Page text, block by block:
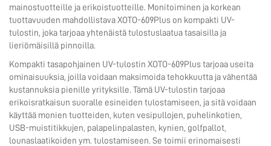
mainostuotteille ja erikoistuotteille. Monitoiminen ja korkean
tuottavuuden mahdollistava XOTO-609Plus on kompakti UV-
tulostin, joka tarjoaa yhtenäistä tulostuslaatua tasaisilla ja
lieriömäisillä pinnoilla.
Kompakti tasapohjainen UV-tulostin XOTO-609Plus tarjoaa useita
ominaisuuksia, joilla voidaan maksimoida tehokkuutta ja vähentää
kustannuksia pienille yrityksille. Tämä UV-tulostin tarjoaa
erikoisratkaisun suoralle esineiden tulostamiseen, ja sitä voidaan
käyttää monien tuotteiden, kuten vesipullojen, puhelinkotien,
USB-muistitikkujen, palapelinpalasten, kynien, golfpallot,
lounaslaatikoiden ym. tulostamiseen. Se toimii erinomaisesti